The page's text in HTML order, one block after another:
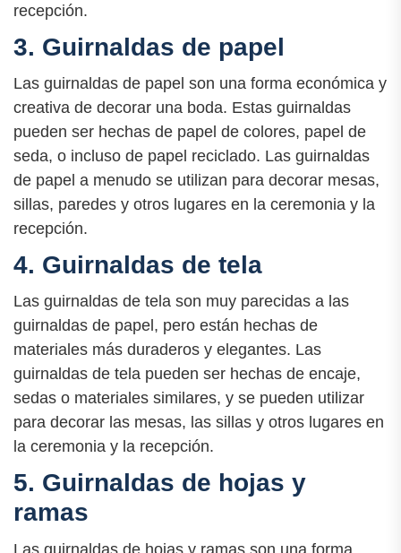
recepción.
3. Guirnaldas de papel
Las guirnaldas de papel son una forma económica y
creativa de decorar una boda. Estas guirnaldas
pueden ser hechas de papel de colores, papel de
seda, o incluso de papel reciclado. Las guirnaldas
de papel a menudo se utilizan para decorar mesas,
sillas, paredes y otros lugares en la ceremonia y la
recepción.
4. Guirnaldas de tela
Las guirnaldas de tela son muy parecidas a las
guirnaldas de papel, pero están hechas de
materiales más duraderos y elegantes. Las
guirnaldas de tela pueden ser hechas de encaje,
sedas o materiales similares, y se pueden utilizar
para decorar las mesas, las sillas y otros lugares en
la ceremonia y la recepción.
5. Guirnaldas de hojas y
ramas
Las guirnaldas de hojas y ramas son una forma